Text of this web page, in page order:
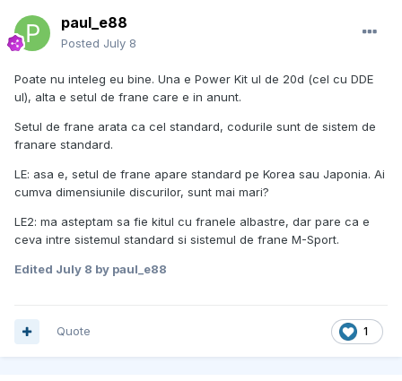
paul_e88
Posted July 8
Poate nu inteleg eu bine. Una e Power Kit ul de 20d (cel cu DDE
ul), alta e setul de frane care e in anunt.
Setul de frane arata ca cel standard, codurile sunt de sistem de
franare standard.
LE: asa e, setul de frane apare standard pe Korea sau Japonia. Ai
cumva dimensiunile discurilor, sunt mai mari?
LE2: ma asteptam sa fie kitul cu franele albastre, dar pare ca e
ceva intre sistemul standard si sistemul de frane M-Sport.
Edited July 8 by paul_e88
1
Quote